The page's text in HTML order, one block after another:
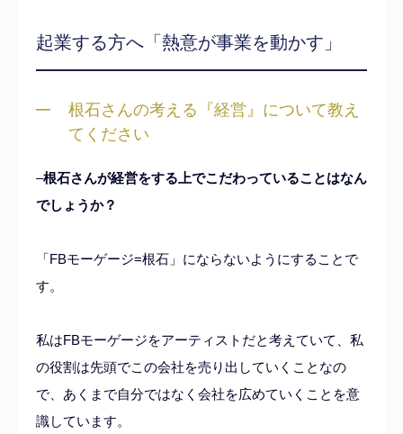
起業する方へ「熱意が事業を動かす」
根石さんの考える『経営』について教え
てください
–根石さんが経営をする上でこだわっていることはなん
でしょうか？
「FBモーゲージ=根石」にならないようにすることで
す。
私はFBモーゲージをアーティストだと考えていて、私
の役割は先頭でこの会社を売り出していくことなの
で、あくまで自分ではなく会社を広めていくことを意
識しています。